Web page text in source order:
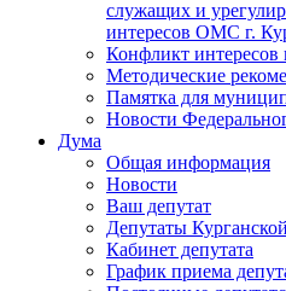
служащих и
интересов ОМС г.
Конфликт
Методические
Памятка для
Новости
Дума
Общая информация
Новости
Ваш депутат
Депутаты
Кабинет депутата
График приема